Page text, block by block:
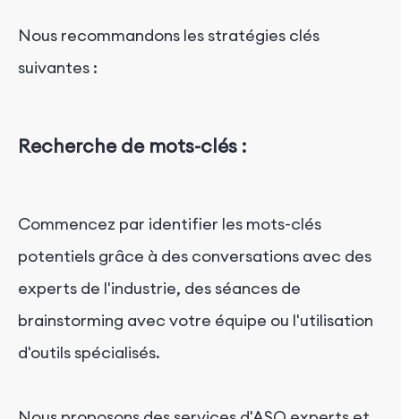
Nous recommandons les stratégies clés
suivantes :
Recherche de mots-clés :
Commencez par identifier les mots-clés
potentiels grâce à des conversations avec des
experts de l'industrie, des séances de
brainstorming avec votre équipe ou l'utilisation
d'outils spécialisés.